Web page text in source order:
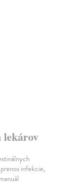
lekárov
infekcie,